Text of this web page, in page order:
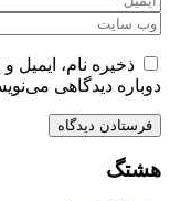
ذخیره نام،
دوباره دیدگاهی
هشتگ